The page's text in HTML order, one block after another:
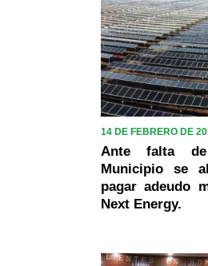
14 DE FEBRERO DE
Ante falta de
Municipio se
pagar adeudo
Next Energy.